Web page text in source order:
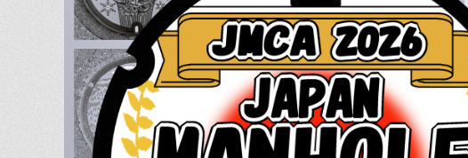
ニ
ュ
ー
ス
キ
ッ
プ